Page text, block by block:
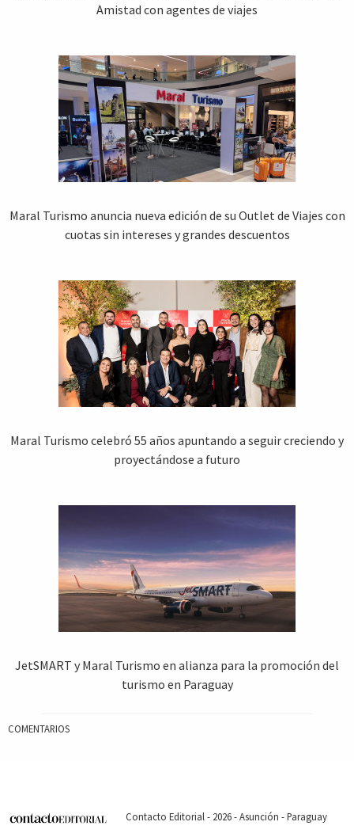
Amistad con agentes de viajes
Maral Turismo anuncia nueva edición de su Outlet de Viajes con
cuotas sin intereses y grandes descuentos
Maral Turismo celebró 55 años apuntando a seguir creciendo y
proyectándose a futuro
JetSMART y Maral Turismo en alianza para la promoción del
turismo en Paraguay
COMENTARIOS
Contacto Editorial - 2026 - Asunción - Paraguay